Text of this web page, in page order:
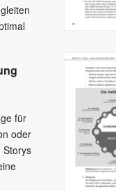
für
oder
Storys